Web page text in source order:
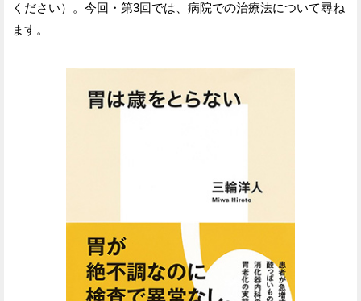
ください）。今回・第3回では、病院での治療法について尋ね
ます。